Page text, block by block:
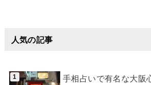
人気の記事
手相占いで有名な大阪